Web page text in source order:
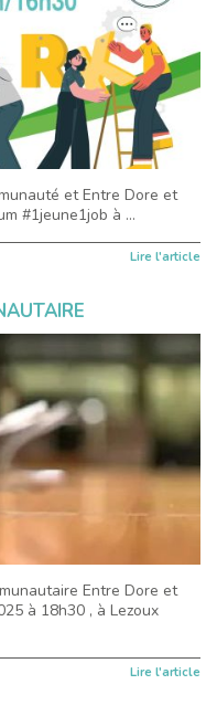
et Entre Dore et
#1jeune1job à ...
Lire l'article
Entre Dore et
à 18h30 , à Lezoux
Lire l'article